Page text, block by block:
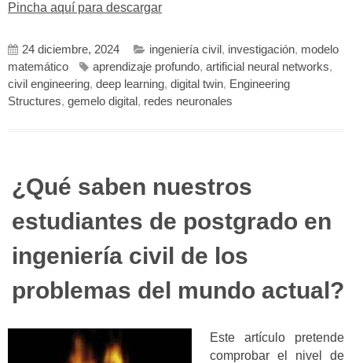
Pincha aquí para descargar
24 diciembre, 2024 ingeniería civil, investigación, modelo
matemático
aprendizaje profundo, artificial neural networks,
civil engineering, deep learning, digital twin, Engineering
Structures, gemelo digital, redes neuronales
¿Qué saben nuestros
estudiantes de postgrado en
ingeniería civil de los
problemas del mundo actual?
Este artículo pretende
comprobar el nivel de